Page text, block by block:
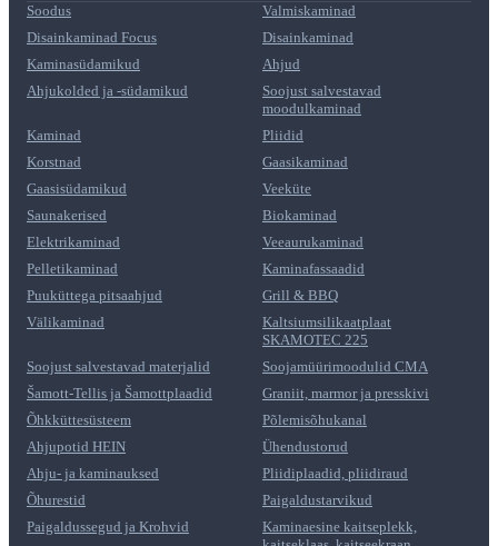
Soodus
Valmiskaminad
Disainkaminad Focus
Disainkaminad
Kaminasüdamikud
Ahjud
Ahjukolded ja -südamikud
Soojust salvestavad
moodulkaminad
Kaminad
Pliidid
Korstnad
Gaasikaminad
Gaasisüdamikud
Veeküte
Saunakerised
Biokaminad
Elektrikaminad
Veeaurukaminad
Pelletikaminad
Kaminafassaadid
Puuküttega pitsaahjud
Grill & BBQ
Välikaminad
Kaltsiumsilikaatplaat
SKAMOTEC 225
Soojust salvestavad materjalid
Soojamüürimoodulid CMA
Šamott-Tellis ja Šamottplaadid
Graniit, marmor ja presskivi
Õhkküttesüsteem
Põlemisõhukanal
Ahjupotid HEIN
Ühendustorud
Ahju- ja kaminauksed
Pliidiplaadid, pliidiraud
Õhurestid
Paigaldustarvikud
Paigaldussegud ja Krohvid
Kaminaesine kaitseplekk,